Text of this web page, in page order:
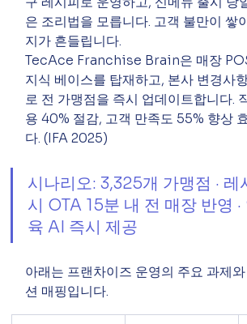
은 조리법을 모릅니다. 고객 불만이 쌓
지가 흔들립니다.
TecAce Franchise Brain은 매장
지식 베이스를 탑재하고, 본사 변경사
로 전 가맹점을 즉시 업데이트합니다.
용 40% 절감, 고객 만족도 55% 향상
다. (IFA 2025)
시나리오: 3,325개 가맹점 · 레
시 OTA 15분 내 전 매장 반영
육 AI 즉시 제공
아래는 프랜차이즈 운영의 주요 과제
션 매핑입니다.